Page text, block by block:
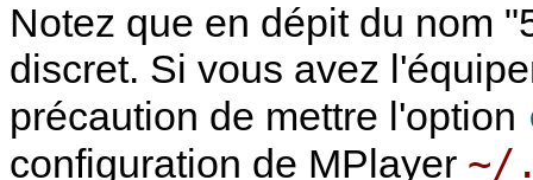
Notez que en dépit du nom
discret. Si vous avez
précaution de mettre l'option
configuration de MPlayer ~/